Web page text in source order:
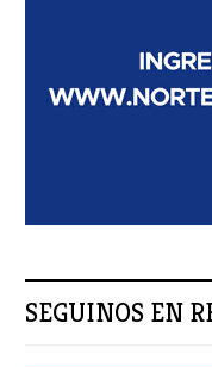
SEGUINOS EN